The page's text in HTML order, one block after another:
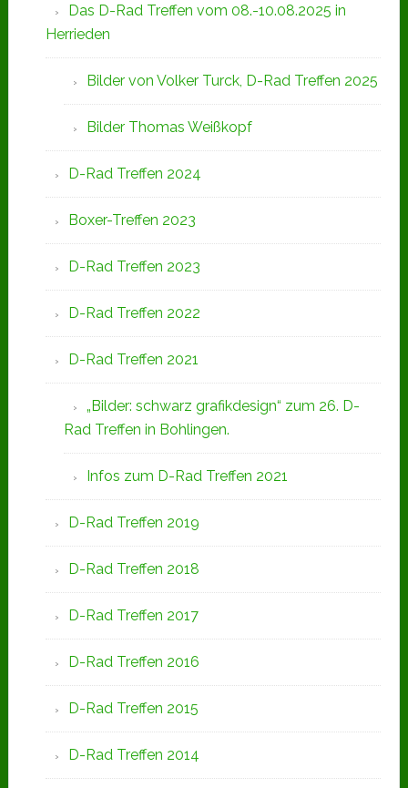
Das D-Rad Treffen vom 08.-10.08.2025 in
Herrieden
Bilder von Volker Turck, D-Rad Treffen 2025
Bilder Thomas Weißkopf
D-Rad Treffen 2024
Boxer-Treffen 2023
D-Rad Treffen 2023
D-Rad Treffen 2022
D-Rad Treffen 2021
„Bilder: schwarz grafikdesign“ zum 26. D-
Rad Treffen in Bohlingen.
Infos zum D-Rad Treffen 2021
D-Rad Treffen 2019
D-Rad Treffen 2018
D-Rad Treffen 2017
D-Rad Treffen 2016
D-Rad Treffen 2015
D-Rad Treffen 2014